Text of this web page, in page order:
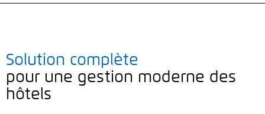
Solution complète
pour une gestion moderne des
hôtels